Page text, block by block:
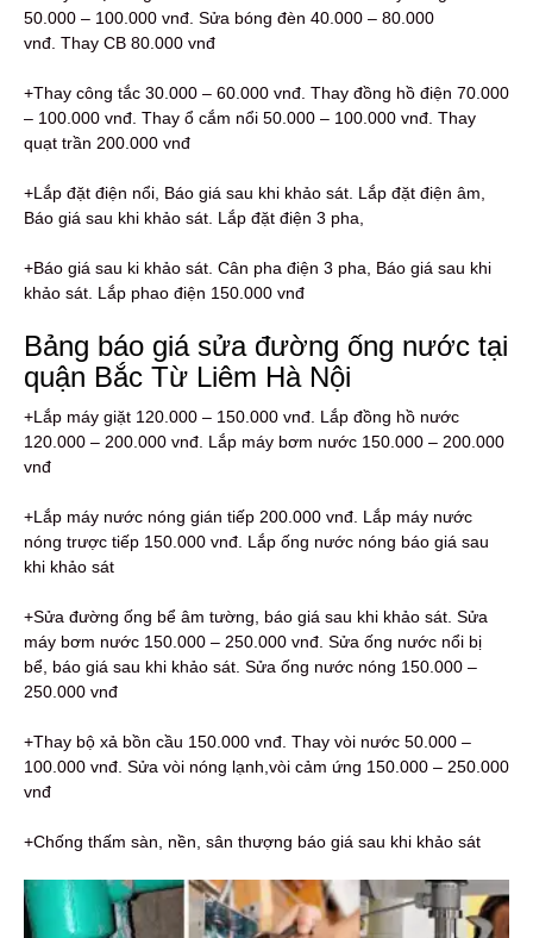
50.000 – 100.000 vnđ. Sửa bóng đèn 40.000 – 80.000
vnđ. Thay CB 80.000 vnđ
+Thay công tắc 30.000 – 60.000 vnđ. Thay đồng hồ điện 70.000
– 100.000 vnđ. Thay ổ cắm nổi 50.000 – 100.000 vnđ. Thay
quạt trần 200.000 vnđ
+Lắp đặt điện nổi, Báo giá sau khi khảo sát. Lắp đặt điện âm,
Báo giá sau khi khảo sát. Lắp đặt điện 3 pha,
+Báo giá sau ki khảo sát. Cân pha điện 3 pha, Báo giá sau khi
khảo sát. Lắp phao điện 150.000 vnđ
Bảng báo giá sửa đường ống nước tại
quận Bắc Từ Liêm Hà Nội
+Lắp máy giặt 120.000 – 150.000 vnđ. Lắp đồng hồ nước
120.000 – 200.000 vnđ. Lắp máy bơm nước 150.000 – 200.000
vnđ
+Lắp máy nước nóng gián tiếp 200.000 vnđ. Lắp máy nước
nóng trược tiếp 150.000 vnđ. Lắp ống nước nóng báo giá sau
khi khảo sát
+Sửa đường ống bể âm tường, báo giá sau khi khảo sát. Sửa
máy bơm nước 150.000 – 250.000 vnđ. Sửa ống nước nổi bị
bể, báo giá sau khi khảo sát. Sửa ống nước nóng 150.000 –
250.000 vnđ
+Thay bộ xả bồn cầu 150.000 vnđ. Thay vòi nước 50.000 –
100.000 vnđ. Sửa vòi nóng lạnh,vòi cảm ứng 150.000 – 250.000
vnđ
+Chống thấm sàn, nền, sân thượng báo giá sau khi khảo sát